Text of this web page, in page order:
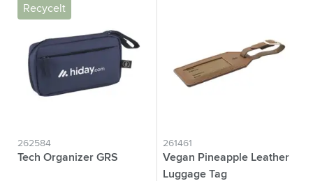
Recycelt
262584
Tech Organizer GRS
261461
Vegan Pineapple Leather
Luggage Tag